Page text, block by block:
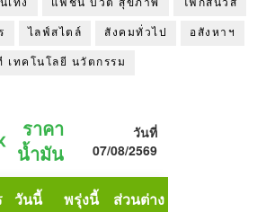
เทิง แฟชั่น บิวตี้ สุขภาพ โฟกัสนิวส์
ไลฟ์สไตล์ สังคมทั่วไป อสังหาฯ
เทคโนโลยี นวัตกรรม